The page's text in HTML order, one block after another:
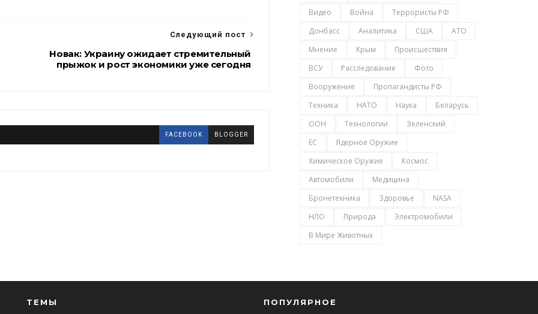
Следующий пост
Новак: Украину ожидает стремительный
прыжок и рост экономики уже сегодня
FACEBOOK BLOGGER
Видео
Война
Террористы РФ
Донбасс
Аналитика США
АТО
Мнение
Крым
Происшествия
ВСУ
Расследование
Фото
Вооружение
Пропагандисты РФ
Техника
НАТО Наука
Беларусь
ООН
Технологии
Зеленский
ЕС
Ядерное Оружие
Химическое Оружие
Космос
Автомобили
Медицина
Бронетехника
Здоровье
NASA
НЛО
Природа
Электромобили
В Мире Животных
ТЕМЫ ПОПУЛЯРНОЕ